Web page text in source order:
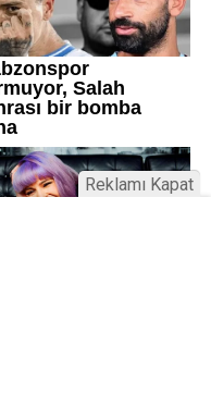
Reklamı Kapat